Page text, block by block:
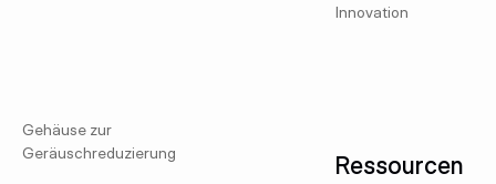
Gehäuse zur
Geräuschreduzierung
Innovation
Ressourcen